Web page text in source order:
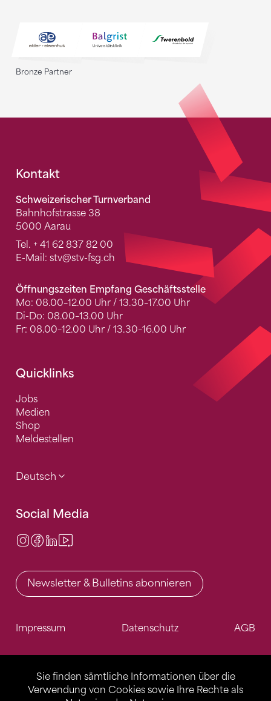
Sie finden sämtliche Informationen über die
Verwendung von Cookies sowie Ihre Rechte als
Bronze Partner
Fusszeile
Kontakt
Schweizerischer Turnverband
Bahnhofstrasse 38
5000 Aarau
Tel. + 41 62 837 82 00
E-Mail: stv@stv-fsg.ch
Öffnungszeiten Empfang Geschäftsstelle
Mo: 08.00–12.00 Uhr / 13.30–17.00 Uhr
Di-Do: 08.00–13.00 Uhr
Fr: 08.00–12.00 Uhr / 13.30–16.00 Uhr
Quicklinks
Jobs
Medien
Shop
Meldestellen
Deutsch
Social Media
Instagram
Facebook
LinkedIn
Newsletter & Bulletins abonnieren
Impressum Datenschutz AGB